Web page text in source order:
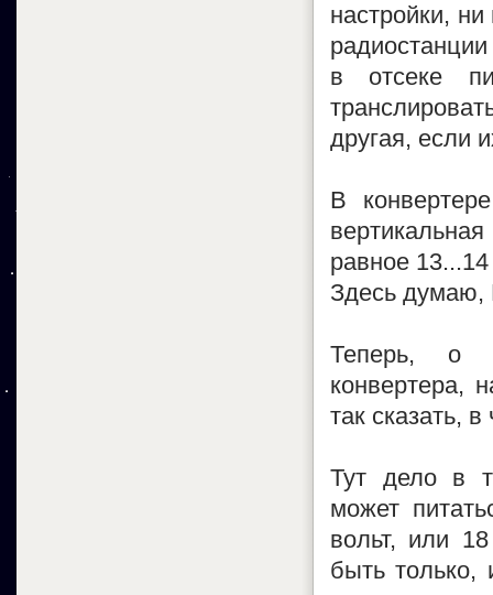
настройки,
в отсеке
другая, если
В
равное
Здесь думаю,
Теперь, о
конвертера,
так сказать, в
Тут дело в
может
вольт, или
быть только,